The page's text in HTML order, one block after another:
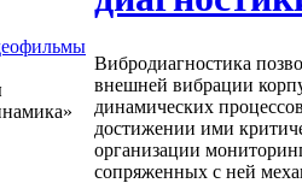
Вибродиагностика
внешней вибрации
динамических
достижении ими
организации
сопряженных с ней